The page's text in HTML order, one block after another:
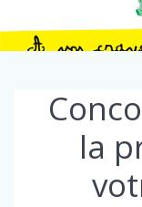
la